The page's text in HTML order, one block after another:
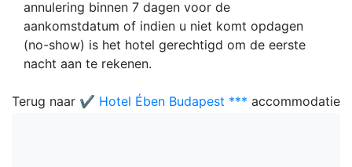
annulering binnen 7 dagen voor de
aankomstdatum of indien u niet komt opdagen
(no-show) is het hotel gerechtigd om de eerste
nacht aan te rekenen.
Terug naar ✔️ Hotel Ében Budapest *** accommodatie